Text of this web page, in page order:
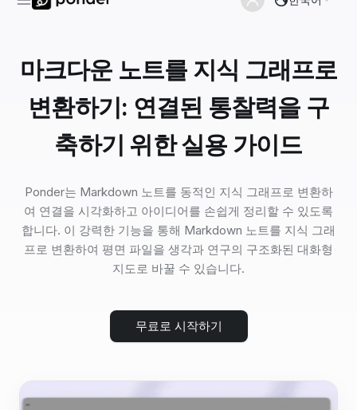
마크다운 노트를 지식 그래프로
변환하기: 연결된 통찰력을 구
축하기 위한 실용 가이드
Ponder는 Markdown 노트를 동적인 지식 그래프로 변환하
여 연결을 시각화하고 아이디어를 손쉽게 정리할 수 있도록
합니다. 이 강력한 기능을 통해 Markdown 노트를 지식 그래
프로 변환하여 평면 파일을 생각과 연구의 구조화된 대화형
지도로 바꿀 수 있습니다.
무료로 시작하기